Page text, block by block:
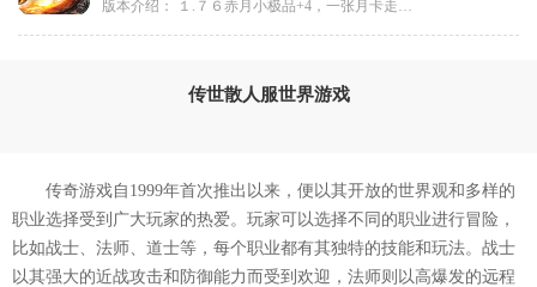
版本介绍：
１.７６赤月小极品+4，一张月卡走天涯a
传世散人服世界游戏
传奇游戏自1999年首次推出以来，便以其开放的世界观和多样的
职业选择受到广大玩家的热爱。玩家可以选择不同的职业进行冒险，
比如战士、法师、道士等，每个职业都有其独特的技能和玩法。战士
以其强大的近战攻击和防御能力而受到欢迎，法师则以高爆发的远程